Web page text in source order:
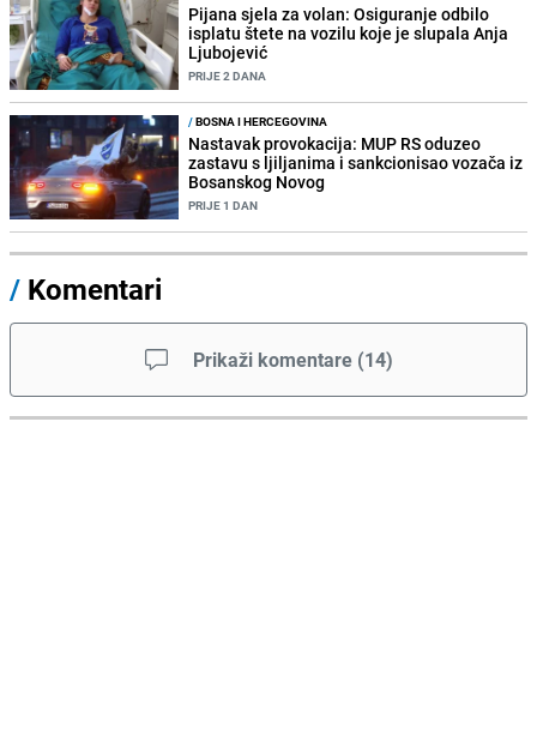
Pijana sjela za volan: Osiguranje odbilo
isplatu štete na vozilu koje je slupala Anja
Ljubojević
PRIJE 2 DANA
/BOSNA I HERCEGOVINA
Nastavak provokacija: MUP RS oduzeo
zastavu s ljiljanima i sankcionisao vozača iz
Bosanskog Novog
PRIJE 1 DAN
/ Komentari
Prikaži komentare (14)